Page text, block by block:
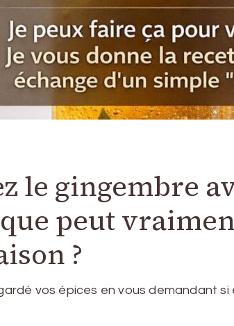
le gingembre
peut
?
vos épices en vous demandant